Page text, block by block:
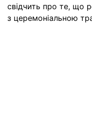
свідчить про те, що
з церемоніальною